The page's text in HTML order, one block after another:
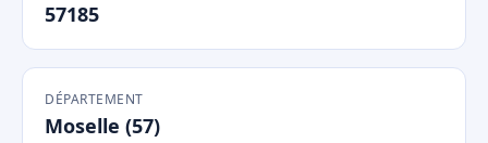
57185
DÉPARTEMENT
Moselle (57)